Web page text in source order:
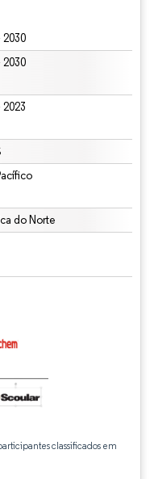
2030
2030
2023
do Norte
classificados em